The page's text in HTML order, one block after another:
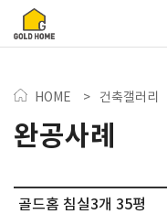
HOME > 건축갤러리
완공사례
골드홈 침실3개 35평